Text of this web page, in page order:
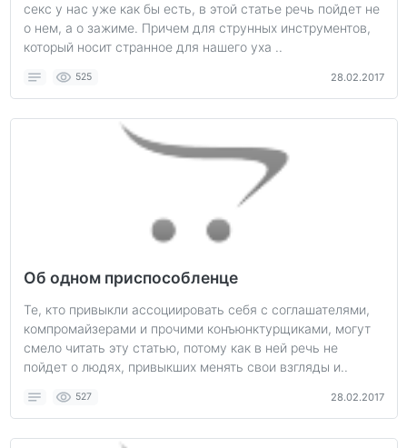
секс у нас уже как бы есть, в этой статье речь пойдет не
о нем, а о зажиме. Причем для струнных инструментов,
который носит странное для нашего уха ..
525 28.02.2017
Об одном приспособленце
Те, кто привыкли ассоциировать себя с соглашателями,
компромайзерами и прочими конъюнктурщиками, могут
смело читать эту статью, потому как в ней речь не
пойдет о людях, привыкших менять свои взгляды и..
527 28.02.2017